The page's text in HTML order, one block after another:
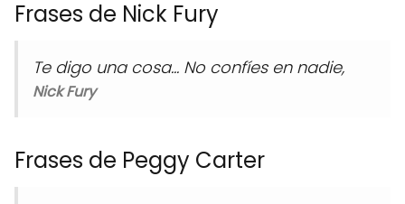
Frases de Nick Fury
Te digo una cosa... No confíes en nadie,
Nick Fury
Frases de Peggy Carter